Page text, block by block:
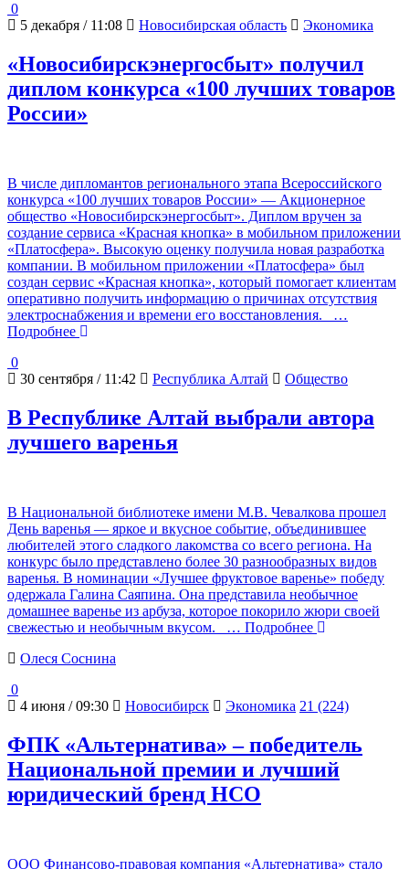
0
5 декабря / 11:08
Новосибирская область Экономика
«Новосибирскэнергосбыт» получил
диплом конкурса «100 лучших товаров
России»
В числе дипломантов регионального этапа Всероссийского
конкурса «100 лучших товаров России» — Акционерное
общество «Новосибирскэнергосбыт». Диплом вручен за
создание сервиса «Красная кнопка» в мобильном приложении
«Платосфера». Высокую оценку получила новая разработка
компании. В мобильном приложении «Платосфера» был
создан сервис «Красная кнопка», который помогает клиентам
оперативно получить информацию о причинах отсутствия
электроснабжения и времени его восстановления.
…
Подробнее
0
30 сентября / 11:42
Республика Алтай Общество
В Республике Алтай выбрали автора
лучшего варенья
В Национальной библиотеке имени М.В. Чевалкова прошел
День варенья — яркое и вкусное событие, объединившее
любителей этого сладкого лакомства со всего региона. На
конкурс было представлено более 30 разнообразных видов
варенья. В номинации «Лучшее фруктовое варенье» победу
одержала Галина Саяпина. Она представила необычное
домашнее варенье из арбуза, которое покорило жюри своей
свежестью и необычным вкусом.
… Подробнее
Олеся Соснина
0
4 июня / 09:30
Новосибирск Экономика 21 (224)
ФПК «Альтернатива» – победитель
Национальной премии и лучший
юридический бренд НСО
ООО Финансово-правовая компания «Альтернатива» стало